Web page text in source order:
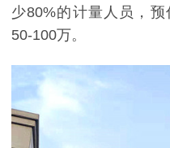
少80%的计量人员，
50-100万。